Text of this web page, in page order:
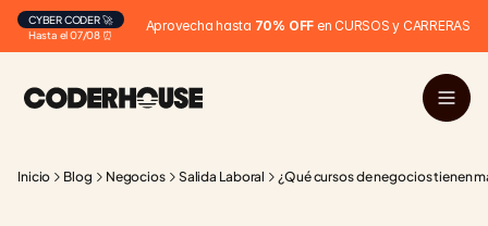
Hasta el 07/08 ⏰
CYBER CODER 🚀 Aprovecha hasta 70% OFF en CURSOS y CARRERAS
Inicio Blog Negocios Salida Laboral ¿Qué cursos de negocios tienen